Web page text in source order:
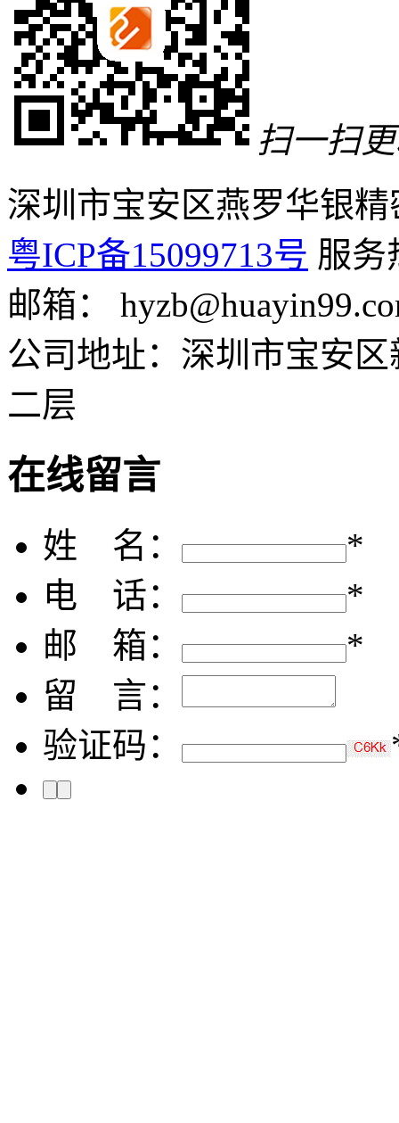
扫一扫
深圳市宝安区燕罗华银
粤ICP备15099713号 服务
邮箱：
公司地址：深圳市宝安
二层
在线留言
姓 名：
*
电 话：
*
邮 箱：
*
留 言：
验证码：